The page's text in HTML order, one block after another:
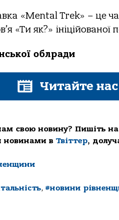
«Mental Trek» – це
«Ти як?»
облради
Читайте
свою новину? Пишіть
новинами в Твіттер,
, #новини